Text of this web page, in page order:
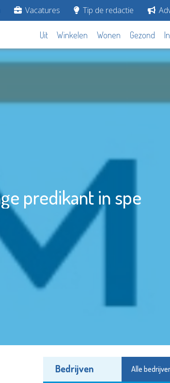
Vacatures Tip de redactie
Uit Winkelen Wonen Gezond
predikant in spe
Bedrijven Alle